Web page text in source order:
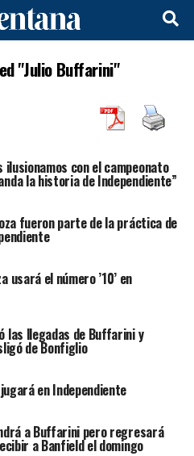
"Julio Buffarini"
ilusionamos con el campeonato
la historia de Independiente”
fueron parte de la práctica de
usará el número ’10’ en
las llegadas de Buffarini y
de Bonfiglio
en Independiente
a Buffarini pero regresará
a Banfield el domingo